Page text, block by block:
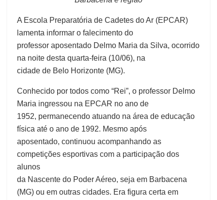
A Escola Preparatória de Cadetes do Ar (EPCAR)
lamenta informar o falecimento do
professor aposentado Delmo Maria da Silva, ocorrido
na noite desta quarta-feira (10/06), na
cidade de Belo Horizonte (MG).
Conhecido por todos como “Rei”, o professor Delmo
Maria ingressou na EPCAR no ano de
1952, permanecendo atuando na área de educação
física até o ano de 1992. Mesmo após
aposentado, continuou acompanhando as
competições esportivas com a participação dos
alunos
da Nascente do Poder Aéreo, seja em Barbacena
(MG) ou em outras cidades. Era figura certa em